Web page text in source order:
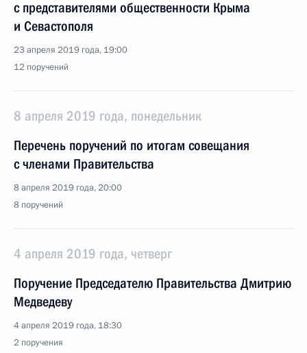
с представителями общественности Крыма
и Севастополя
23 апреля 2019 года, 19:00
12 поручений
8 апреля 2019 года, понедельник
Перечень поручений по итогам совещания
с членами Правительства
8 апреля 2019 года, 20:00
8 поручений
4 апреля 2019 года, четверг
Поручение Председателю Правительства Дмитрию
Медведеву
4 апреля 2019 года, 18:30
2 поручения